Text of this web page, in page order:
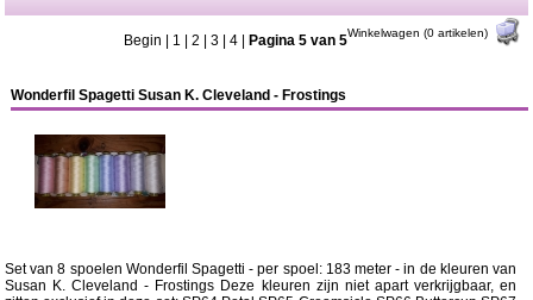
Winkelwagen (0 artikelen)
Wonderfil Spagetti Susan K. Cleveland - Frostings
Set van 8 spoelen Wonderfil Spagetti - per spoel: 183 meter - in de kleuren van
Susan K. Cleveland - Frostings Deze kleuren zijn niet apart verkrijgbaar, en
Begin 1 2 3| 4| Pagina 5 van 5